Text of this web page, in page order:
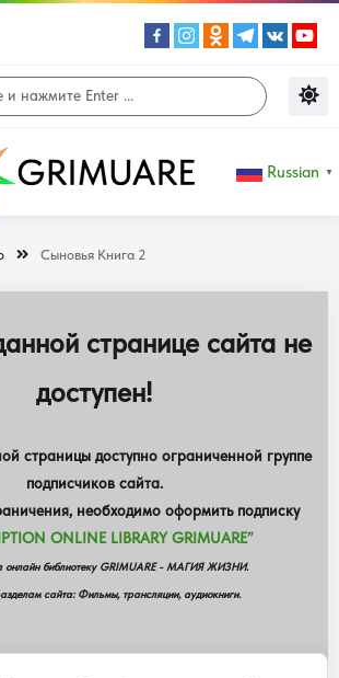
Russian ▼
Сыновья Книга 2
странице сайта не
доступен!
страницы доступно ограниченной группе
подписчиков сайта.
необходимо оформить подписку
ONLINE LIBRARY GRIMUARE”
онлайн библиотеку GRIMUARE - МАГИЯ ЖИЗНИ.
сайта: Фильмы, трансляции, аудиокниги.